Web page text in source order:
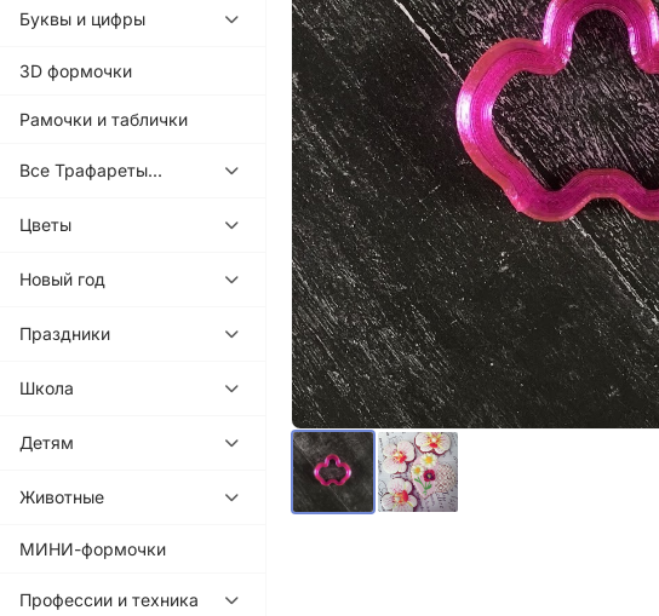
Буквы и цифры
3D формочки
Рамочки и таблички
Все Трафареты...
Цветы
Новый год
Праздники
Школа
Детям
Животные
МИНИ-формочки
Профессии и техника